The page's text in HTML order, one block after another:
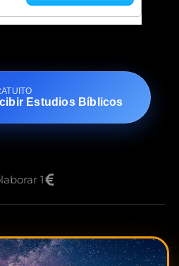
Estudios Bíblicos
1